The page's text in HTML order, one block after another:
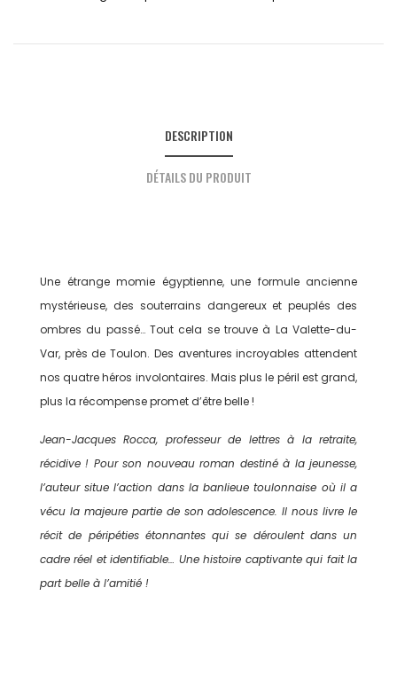
DESCRIPTION
DÉTAILS DU PRODUIT
Une étrange momie égyptienne, une formule ancienne
mystérieuse, des souterrains dangereux et peuplés des
ombres du passé… Tout cela se trouve à La Valette-du-
Var, près de Toulon. Des aventures incroyables attendent
nos quatre héros involontaires. Mais plus le péril est grand,
plus la récompense promet d’être belle !
Jean-Jacques Rocca, professeur de lettres à la retraite,
récidive ! Pour son nouveau roman destiné à la jeunesse,
l’auteur situe l’action dans la banlieue toulonnaise où il a
vécu la majeure partie de son adolescence. Il nous livre le
récit de péripéties étonnantes qui se déroulent dans un
cadre réel et identifiable… Une histoire captivante qui fait la
part belle à l’amitié !